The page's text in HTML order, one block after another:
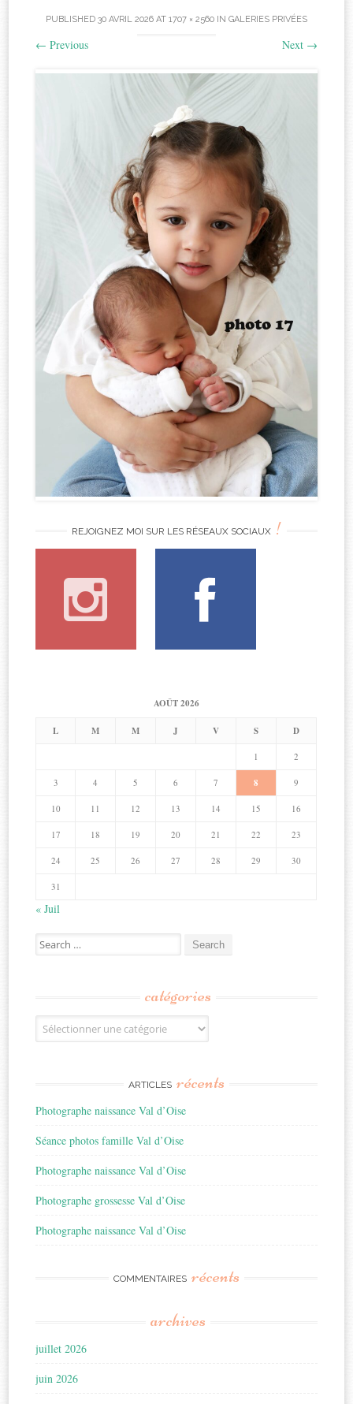
PUBLISHED 30 AVRIL 2026 AT 1707 × 2560 IN GALERIES PRIVÉES
← Previous Next →
REJOIGNEZ MOI SUR LES RÉSEAUX SOCIAUX !
AOÛT 2026
L M M J V S D
1 2
3 4 5 6 7 8 9
10 11 12 13 14 15 16
17 18 19 20 21 22 23
24 25 26 27 28 29 30
31
« Juil
Search
for:
catégories
Catégories
ARTICLES récents
Photographe naissance Val d’Oise
Séance photos famille Val d’Oise
Photographe naissance Val d’Oise
Photographe grossesse Val d’Oise
Photographe naissance Val d’Oise
COMMENTAIRES récents
archives
juillet 2026
juin 2026